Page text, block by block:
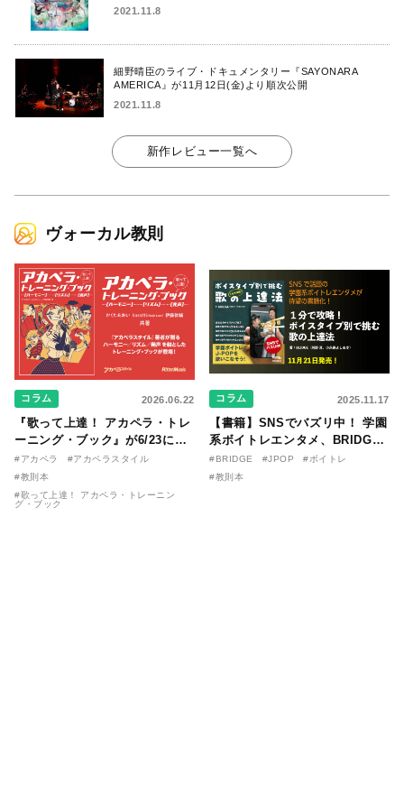
2021.11.8
細野晴臣のライブ・ドキュメンタリー『SAYONARA
AMERICA』が11月12日(金)より順次公開
2021.11.8
新作レビュー一覧へ
ヴォーカル教則
コラム 2026.06.22
『歌って上達！ アカペラ・トレ
ーニング・ブック』が6/23に発
売！ 課題曲音源・音取り用アプ
リを公開。
#アカペラ
#アカペラスタイル
#教則本
#歌って上達！ アカペラ・トレーニン
グ・ブック
コラム 2025.11.17
【書籍】SNSでバズリ中！ 学園
系ボイトレエンタメ、BRIDGE
が届ける教則本『１分で攻略！
ボイスタイプ別で挑む歌の上達
#BRIDGE #JPOP
#ボイトレ
#教則本